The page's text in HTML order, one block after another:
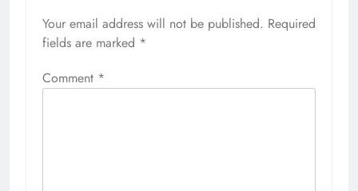
Your email address will not be published. Required
fields are marked *
Comment *